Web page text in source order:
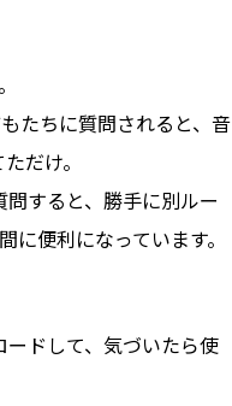
たちに質問されると、音
だけ。
すると、勝手に別ルー
に便利になっています。
ドして、気づいたら使